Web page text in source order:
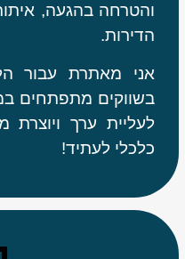
והטרחה בהגעה,
הדירות.
אני מאתרת עבור
בשווקים מתפתחים
לעליית ערך ויוצרת
כלכלי לעתיד!